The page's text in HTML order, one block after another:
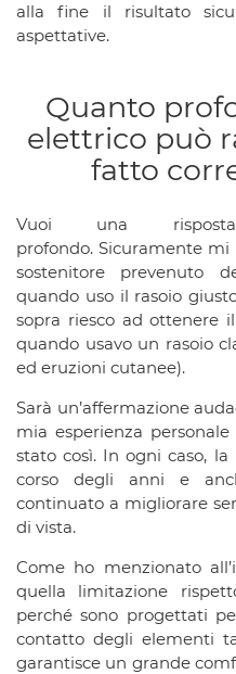
alla fine il risultato
aspettative.
Quanto
elettrico può
fatto
Vuoi una
profondo. Sicuramente mi
sostenitore prevenuto
quando uso il rasoio
sopra riesco ad ottenere
quando usavo un rasoio
ed eruzioni cutanee).
Sarà un’affermazione
mia esperienza
stato così. In ogni caso,
corso degli anni e
continuato a migliorare
di vista.
Come ho menzionato
quella limitazione
perché sono progettati
contatto degli elementi
garantisce un grande